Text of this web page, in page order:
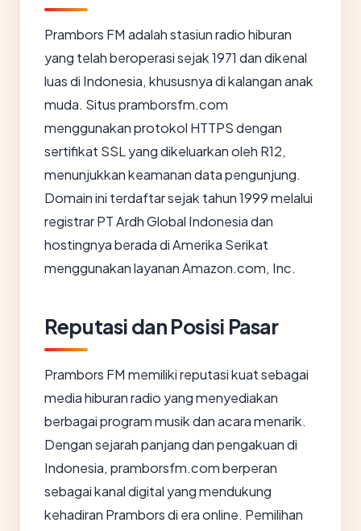
Prambors FM adalah stasiun radio hiburan
yang telah beroperasi sejak 1971 dan dikenal
luas di Indonesia, khususnya di kalangan anak
muda. Situs pramborsfm.com
menggunakan protokol HTTPS dengan
sertifikat SSL yang dikeluarkan oleh R12,
menunjukkan keamanan data pengunjung.
Domain ini terdaftar sejak tahun 1999 melalui
registrar PT Ardh Global Indonesia dan
hostingnya berada di Amerika Serikat
menggunakan layanan Amazon.com, Inc.
Reputasi dan Posisi Pasar
Prambors FM memiliki reputasi kuat sebagai
media hiburan radio yang menyediakan
berbagai program musik dan acara menarik.
Dengan sejarah panjang dan pengakuan di
Indonesia, pramborsfm.com berperan
sebagai kanal digital yang mendukung
kehadiran Prambors di era online. Pemilihan